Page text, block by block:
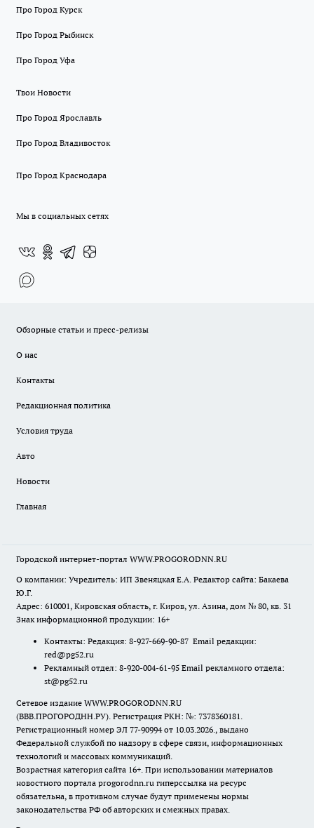
Про Город Курск
Про Город Рыбинск
Про Город Уфа
Твои Новости
Про Город Ярославль
Про Город Владивосток
Про Город Краснодара
Мы в социальных сетях
Обзорные статьи и пресс-релизы
О нас
Контакты
Редакционная политика
Условия труда
Авто
Новости
Главная
Городской интернет-портал WWW.PROGORODNN.RU
О компании: Учредитель: ИП Звеняцкая Е.А. Редактор сайта: Бакаева
Ю.Г.
Адрес: 610001, Кировская область, г. Киров, ул. Азина, дом № 80, кв. 31
Знак информационной продукции: 16+
Контакты: Редакция: 8-927-669-90-87 Email редакции:
red@pg52.ru
Рекламный отдел: 8-920-004-61-95 Email рекламного отдела:
st@pg52.ru
Сетевое издание WWW.PROGORODNN.RU
(ВВВ.ПРОГОРОДНН.РУ). Регистрация РКН: №: 7378360181.
Регистрационный номер ЭЛ 77-90994 от 10.03.2026., выдано
Федеральной службой по надзору в сфере связи, информационных
технологий и массовых коммуникаций.
Возрастная категория сайта 16+. При использовании материалов
новостного портала progorodnn.ru гиперссылка на ресурс
обязательна, в противном случае будут применены нормы
законодательства РФ об авторских и смежных правах.